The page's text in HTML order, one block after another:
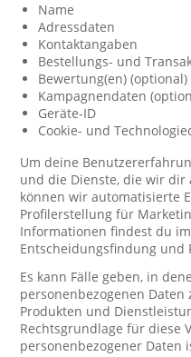
Name
Adressdaten
Kontaktangaben
Bestellungs- und
Bewertung(en) (optional)
Kampagnendaten
Geräte-ID
Cookie- und
Um deine
und die Dienste, die wir
können wir automatisierte
Profilerstellung für
Informationen findest du
Entscheidungsfindung und
Es kann Fälle geben, in
personenbezogenen
Produkten und
Rechtsgrundlage für diese
personenbezogener Daten